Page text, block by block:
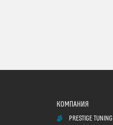
PRESTIGE TUNING